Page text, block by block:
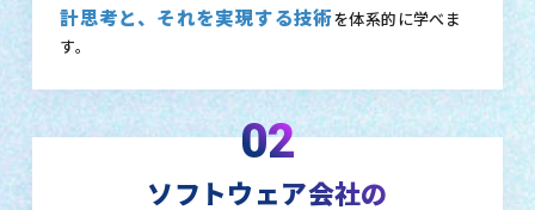
計思考と、それを実現する技術を体系的に学べま
す。
02
ソフトウェア会社の